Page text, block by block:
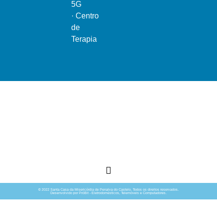
5G
· Centro
de
Terapia
© 2022 Santa Casa da Misericórdia de Penalva do Castelo. Todos os direitos reservados.
Desenvolvido por PróBit - Eletrodomésticos, Telemóveis e Computadores.